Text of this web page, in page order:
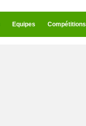
Equipes Compétitions